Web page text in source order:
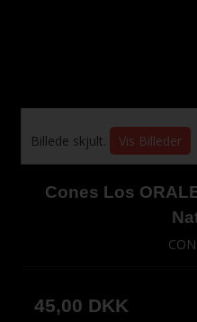
Billede skjult. Vis Billeder
Cones Los
45,00 DKK